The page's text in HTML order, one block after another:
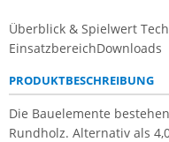
Überblick & Spielwert
EinsatzbereichDownloads
PRODUKTBESCHREIBUNG
Die Bauelemente
Rundholz. Alternativ als